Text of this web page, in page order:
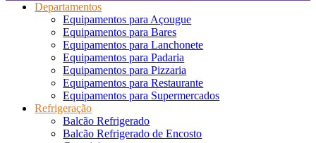
Departamentos
Equipamentos para Açougue
Equipamentos para Bares
Equipamentos para Lanchonete
Equipamentos para Padaria
Equipamentos para Pizzaria
Equipamentos para Restaurante
Equipamentos para Supermercados
Refrigeração
Balcão Refrigerado
Balcão Refrigerado de Encosto